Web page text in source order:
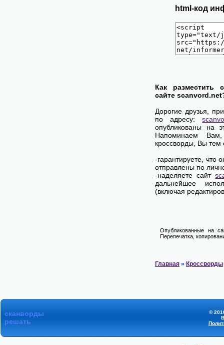
html-код
Как разместить
сайте
Дорогие друзья,
по адресу:
опубликованы на
Напоминаем
кроссворды, Вы
-гарантируете, что
отправлены по
-наделяете сайт
дальнейшее
(включая
Опубликованные на
Перепечатка,
Главная » Кроссворды
сканворды
решать
©